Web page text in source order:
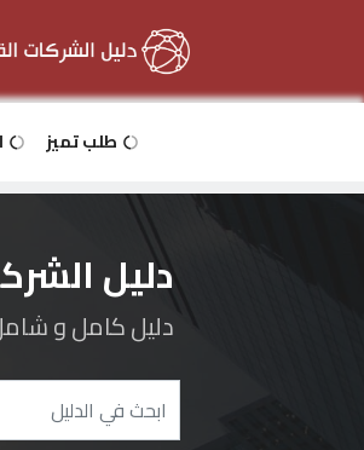
دخول
طلب تميز
دليل
دليل كامل و